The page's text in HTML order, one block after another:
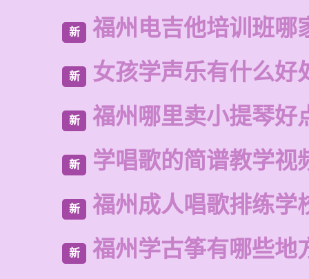
新 福州电吉他培训班哪
新 女孩学声乐有什么好
新 福州哪里卖小提琴好
新 学唱歌的简谱教学视
新 福州成人唱歌排练学
新 福州学古筝有哪些地